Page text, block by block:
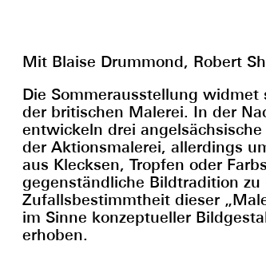
Mit Blaise Drummond, Robert
Die Sommerausstellung
der britischen Malerei. In der
entwickeln drei
der Aktionsmalerei, allerdings
aus Klecksen, Tropfen oder
gegenständliche Bildtradition zu
Zufallsbestimmtheit dieser
im Sinne konzeptueller
erhoben.